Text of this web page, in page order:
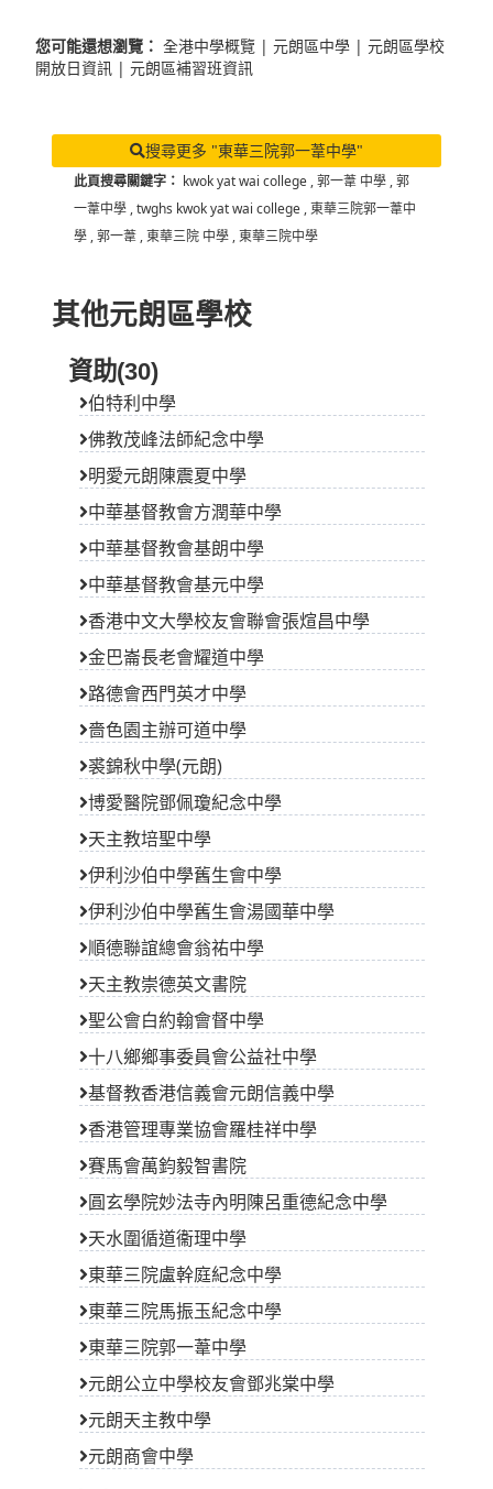
您可能還想瀏覽： 全港中學概覽 | 元朗區中學 | 元朗區學校
開放日資訊 | 元朗區補習班資訊
搜尋更多 "東華三院郭一葦中學"
此頁搜尋關鍵字： kwok yat wai college ,郭一葦 中學 ,郭
一葦中學 ,twghs kwok yat wai college ,東華三院郭一葦中
學 ,郭一葦 ,東華三院 中學 ,東華三院中學
其他元朗區學校
資助(30)
伯特利中學
佛教茂峰法師紀念中學
明愛元朗陳震夏中學
中華基督教會方潤華中學
中華基督教會基朗中學
中華基督教會基元中學
香港中文大學校友會聯會張煊昌中學
金巴崙長老會耀道中學
路德會西門英才中學
嗇色園主辦可道中學
裘錦秋中學(元朗)
博愛醫院鄧佩瓊紀念中學
天主教培聖中學
伊利沙伯中學舊生會中學
伊利沙伯中學舊生會湯國華中學
順德聯誼總會翁祐中學
天主教崇德英文書院
聖公會白約翰會督中學
十八鄉鄉事委員會公益社中學
基督教香港信義會元朗信義中學
香港管理專業協會羅桂祥中學
賽馬會萬鈞毅智書院
圓玄學院妙法寺內明陳呂重德紀念中學
天水圍循道衞理中學
東華三院盧幹庭紀念中學
東華三院馬振玉紀念中學
東華三院郭一葦中學
元朗公立中學校友會鄧兆棠中學
元朗天主教中學
元朗商會中學